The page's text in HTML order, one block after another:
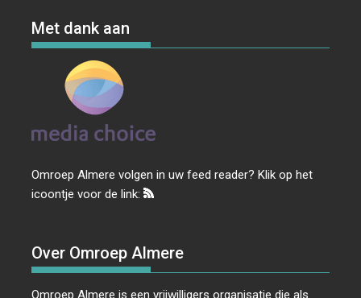
Met dank aan
Omroep Almere volgen in uw feed reader? Klik op het
icoontje voor de link:
Over Omroep Almere
Omroep Almere is een vrijwilligers organisatie die als